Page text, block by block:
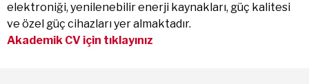
elektroniği, yenilenebilir enerji kaynakları, güç kalitesi
ve özel güç cihazları yer almaktadır.
Akademik CV için tıklayınız